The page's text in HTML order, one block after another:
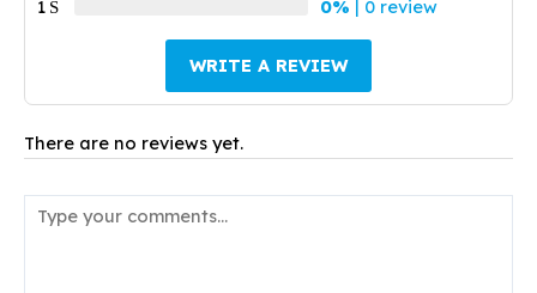
1 0% | 0 review
WRITE A REVIEW
There are no reviews yet.